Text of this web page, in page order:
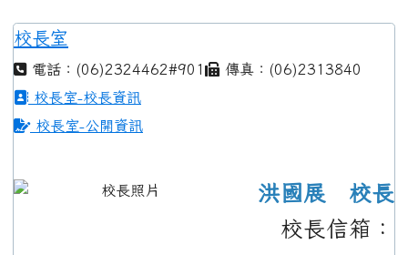
校長室
電話：(06)2324462#901
傳真：(06)2313840
校長室-校長資訊
校長室-公開資訊
洪國展 校長
校長信箱：